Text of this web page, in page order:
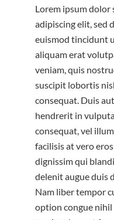
Lorem ipsum dolor
adipiscing elit, sed
euismod tincidunt
aliquam erat
veniam, quis
suscipit lobortis
consequat. Duis
hendrerit in
consequat, vel
facilisis at vero
dignissim qui
delenit augue duis
Nam liber tempor
option congue